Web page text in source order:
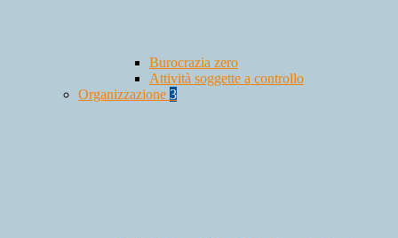
Burocrazia zero
Attività soggette a controllo
Organizzazione 3